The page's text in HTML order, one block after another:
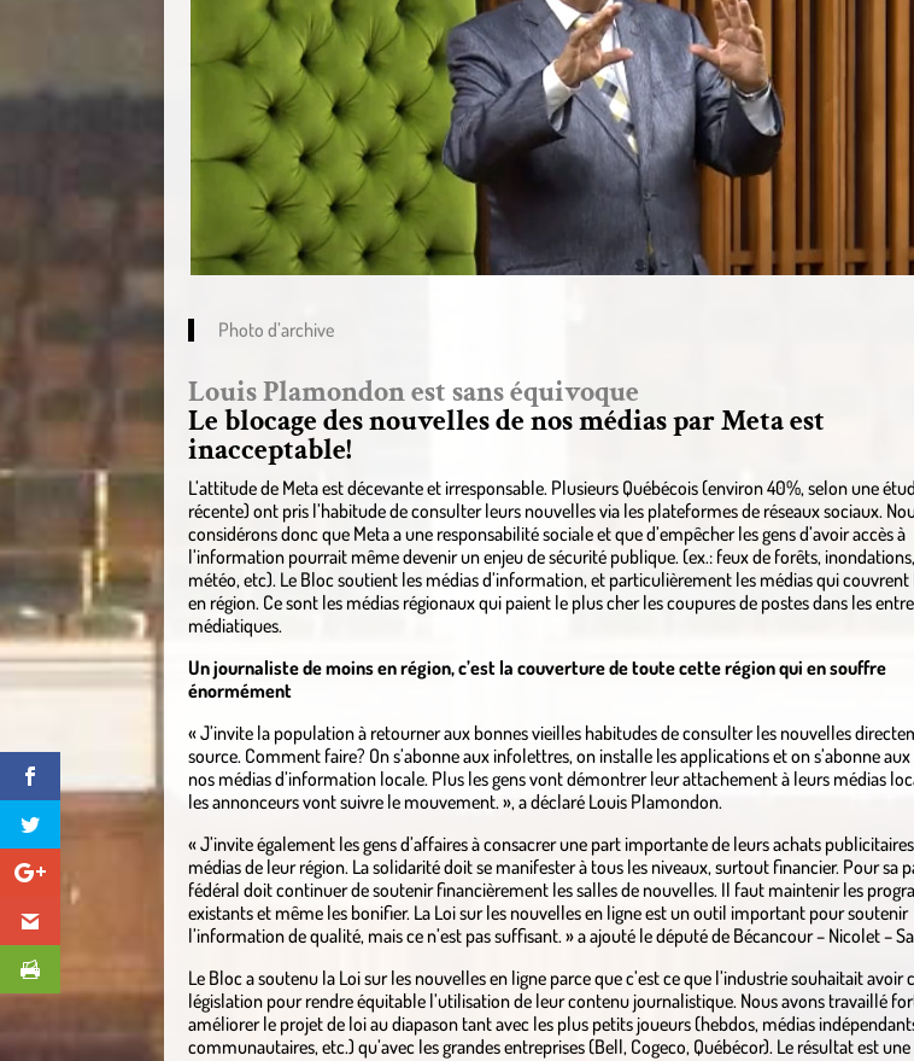
Photo d’archive
Louis Plamondon est sans équivoque
Le blocage des nouvelles de nos médias par Meta est
inacceptable!
L’attitude de Meta est décevante et irresponsable. Plusieurs Québécois (environ 40%, selon une
récente) ont pris l’habitude de consulter leurs nouvelles via les plateformes de réseaux sociaux.
considérons donc que Meta a une responsabilité sociale et que d’empêcher les gens d’avoir accès à
l’information pourrait même devenir un enjeu de sécurité publique. (ex.: feux de forêts,
météo, etc). Le Bloc soutient les médias d’information, et particulièrement les médias qui couvrent
en région. Ce sont les médias régionaux qui paient le plus cher les coupures de postes dans les
médiatiques.
Un journaliste de moins en région, c’est la couverture de toute cette région qui en souffre
énormément
« J’invite la population à retourner aux bonnes vieilles habitudes de consulter les nouvelles
source. Comment faire? On s’abonne aux infolettres, on installe les applications et on s’abonne
nos médias d’information locale. Plus les gens vont démontrer leur attachement à leurs médias
les annonceurs vont suivre le mouvement. », a déclaré Louis Plamondon.
« J’invite également les gens d’affaires à consacrer une part importante de leurs achats
médias de leur région. La solidarité doit se manifester à tous les niveaux, surtout financier. Pour sa
fédéral doit continuer de soutenir financièrement les salles de nouvelles. Il faut maintenir les
existants et même les bonifier. La Loi sur les nouvelles en ligne est un outil important pour soutenir
l’information de qualité, mais ce n’est pas suffisant. » a ajouté le député de Bécancour – Nicolet –
Le Bloc a soutenu la Loi sur les nouvelles en ligne parce que c’est ce que l’industrie souhaitait avoir
législation pour rendre équitable l’utilisation de leur contenu journalistique. Nous avons travaillé
améliorer le projet de loi au diapason tant avec les plus petits joueurs (hebdos, médias
communautaires, etc.) qu’avec les grandes entreprises (Bell, Cogeco, Québécor). Le résultat est